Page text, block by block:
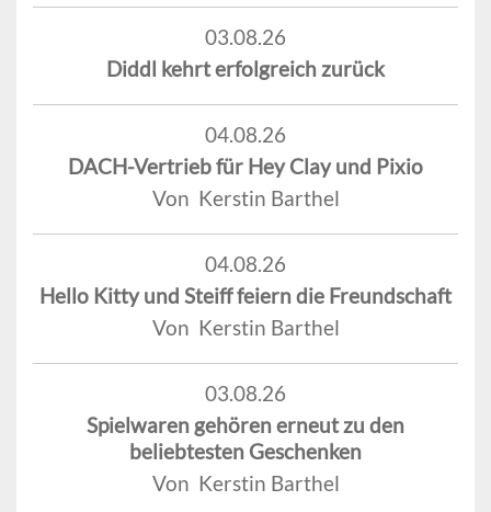
03.08.26
Diddl kehrt erfolgreich zurück
04.08.26
DACH-Vertrieb für Hey Clay und Pixio
Von Kerstin Barthel
04.08.26
Hello Kitty und Steiff feiern die Freundschaft
Von Kerstin Barthel
03.08.26
Spielwaren gehören erneut zu den
beliebtesten Geschenken
Von Kerstin Barthel